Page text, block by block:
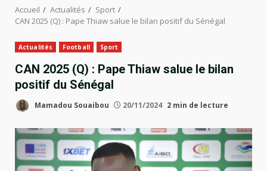
Accueil Actualités
Sport
CAN 2025 (Q) : Pape Thiaw salue le bilan positif du Sénégal
Actualités Football Sport
CAN 2025 (Q) : Pape Thiaw salue le bilan
positif du Sénégal
Mamadou Souaibou 20/11/2024 2 min de lecture